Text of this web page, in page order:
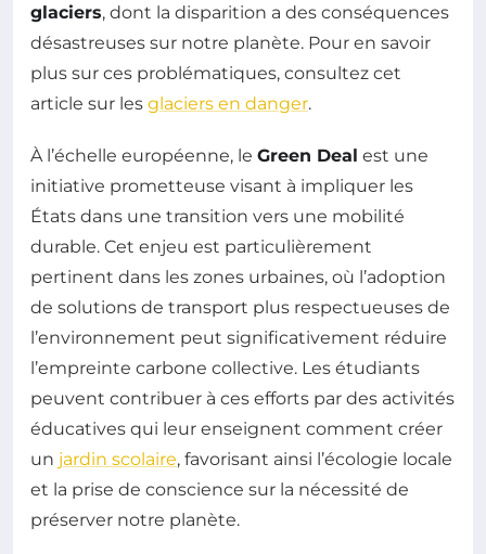
glaciers, dont la disparition a des conséquences
désastreuses sur notre planète. Pour en savoir
plus sur ces problématiques, consultez cet
article sur les glaciers en danger.
À l’échelle européenne, le Green Deal est une
initiative prometteuse visant à impliquer les
États dans une transition vers une mobilité
durable. Cet enjeu est particulièrement
pertinent dans les zones urbaines, où l’adoption
de solutions de transport plus respectueuses de
l’environnement peut significativement réduire
l’empreinte carbone collective. Les étudiants
peuvent contribuer à ces efforts par des activités
éducatives qui leur enseignent comment créer
un jardin scolaire, favorisant ainsi l’écologie locale
et la prise de conscience sur la nécessité de
préserver notre planète.